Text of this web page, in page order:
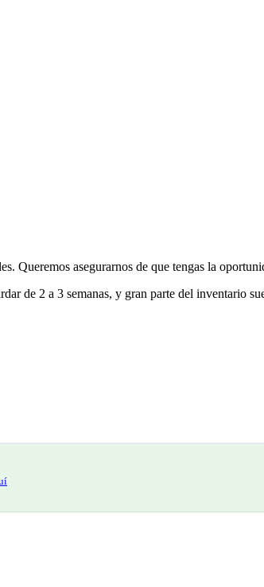
Queremos asegurarnos de que tengas la
de 2 a 3 semanas, y gran parte del inventario